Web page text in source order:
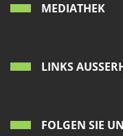
MEDIATHEK
LINKS
FOLGEN SIE